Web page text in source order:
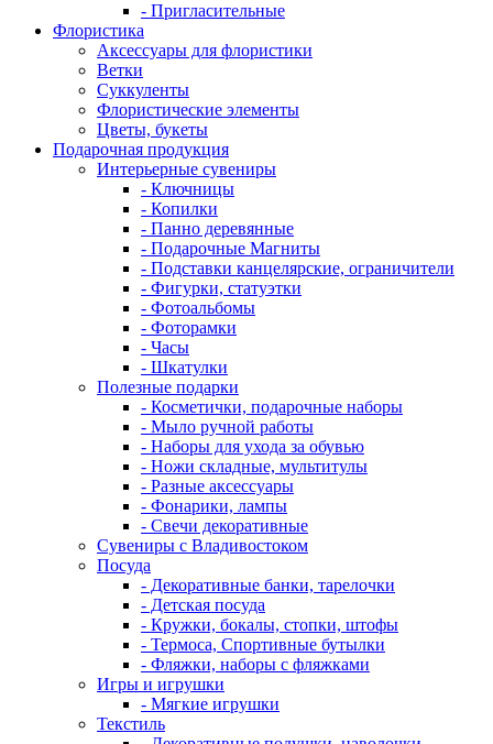
- Пригласительные
Флористика
Аксессуары для флористики
Ветки
Суккуленты
Флористические элементы
Цветы, букеты
Подарочная продукция
Интерьерные сувениры
- Ключницы
- Копилки
- Панно деревянные
- Подарочные Магниты
- Подставки канцелярские, ограничители
- Фигурки, статуэтки
- Фотоальбомы
- Фоторамки
- Часы
- Шкатулки
Полезные подарки
- Косметички, подарочные наборы
- Мыло ручной работы
- Наборы для ухода за обувью
- Ножи складные, мультитулы
- Разные аксессуары
- Фонарики, лампы
- Свечи декоративные
Сувениры с Владивостоком
Посуда
- Декоративные банки, тарелочки
- Детская посуда
- Кружки, бокалы, стопки, штофы
- Термоса, Спортивные бутылки
- Фляжки, наборы с фляжками
Игры и игрушки
- Мягкие игрушки
Текстиль